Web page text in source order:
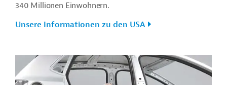
340 Millionen Einwohnern.
Unsere Informationen zu den USA